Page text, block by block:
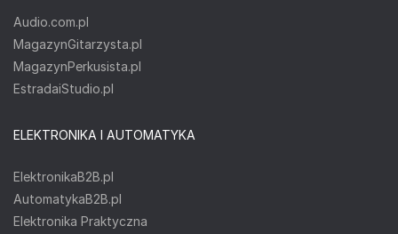
Audio.com.pl
MagazynGitarzysta.pl
MagazynPerkusista.pl
EstradaiStudio.pl
ELEKTRONIKA I AUTOMATYKA
ElektronikaB2B.pl
AutomatykaB2B.pl
Elektronika Praktyczna